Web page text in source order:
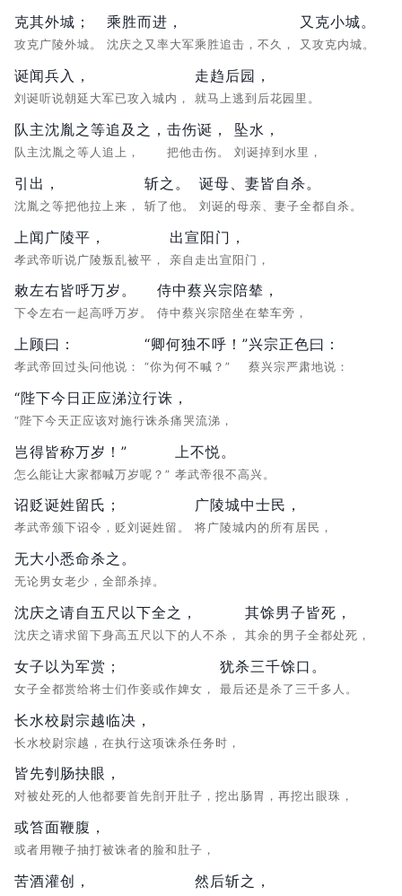
克其外城；
攻克广陵外城。
乘胜而进，
沈庆之又率大军乘胜追击，不久，
又克小城。
又攻克内城。
诞闻兵入，
刘诞听说朝延大军已攻入城内，
走趋后园，
就马上逃到后花园里。
队主沈胤之等追及之，
队主沈胤之等人追上，
击伤诞，
把他击伤。
坠水，
刘诞掉到水里，
引出，
沈胤之等把他拉上来，
斩之。
斩了他。
诞母、妻皆自杀。
刘诞的母亲、妻子全都自杀。
上闻广陵平，
孝武帝听说广陵叛乱被平，
出宣阳门，
亲自走出宣阳门，
敕左右皆呼万岁。
下令左右一起高呼万岁。
侍中蔡兴宗陪辇，
侍中蔡兴宗陪坐在辇车旁，
上顾曰：
孝武帝回过头问他说：
“卿何独不呼！”
“你为何不喊？”
兴宗正色曰：
蔡兴宗严肃地说：
“陛下今日正应涕泣行诛，
“陛下今天正应该对施行诛杀痛哭流涕，
岂得皆称万岁！”
怎么能让大家都喊万岁呢？”
上不悦。
孝武帝很不高兴。
诏贬诞姓留氏；
孝武帝颁下诏令，贬刘诞姓留。
广陵城中士民，
将广陵城内的所有居民，
无大小悉命杀之。
无论男女老少，全部杀掉。
沈庆之请自五尺以下全之，
沈庆之请求留下身高五尺以下的人不杀，
其馀男子皆死，
其余的男子全都处死，
女子以为军赏；
女子全都赏给将士们作妾或作婢女，
犹杀三千馀口。
最后还是杀了三千多人。
长水校尉宗越临决，
长水校尉宗越，在执行这项诛杀任务时，
皆先刳肠抉眼，
对被处死的人他都要首先剖开肚子，挖出肠胃，再挖出眼珠，
或笞面鞭腹，
或者用鞭子抽打被诛者的脸和肚子，
苦酒灌创， 然后斩之，